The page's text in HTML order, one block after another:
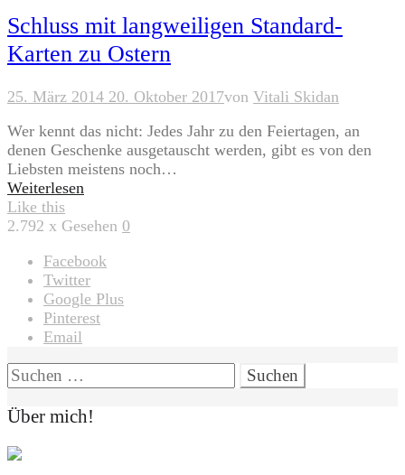
Schluss mit langweiligen Standard-
Karten zu Ostern
25. März 2014 20. Oktober 2017von Vitali Skidan
Wer kennt das nicht: Jedes Jahr zu den Feiertagen, an
denen Geschenke ausgetauscht werden, gibt es von den
Liebsten meistens noch…
Weiterlesen
Like this
2.792 x Gesehen 0
Facebook
Twitter
Google Plus
Pinterest
Email
Suchen
nach:
Über mich!